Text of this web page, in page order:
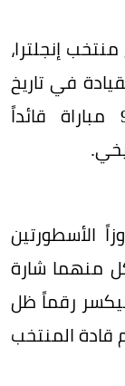
إنجلترا،
في تاريخ
«الأسود الثلاثة»، بوصوله إلى 91 مباراة قائداً
الأسطورتين
منهما شارة
في 90 مباراة، ليكسر رقماً ظل
قادة المنتخب